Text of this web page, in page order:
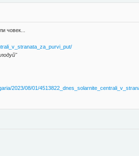
човек...
2023/08/01/